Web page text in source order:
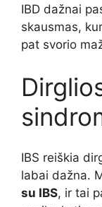
IBD dažnai
skausmas,
pat svorio
IBS reiškia
labai dažna.
su IBS, ir tai